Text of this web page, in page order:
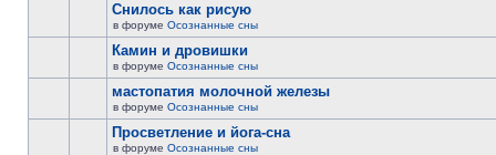
Снилось как рисую
в форуме Осознанные сны
Камин и дровишки
в форуме Осознанные сны
мастопатия молочной железы
в форуме Осознанные сны
Просветление и йога-сна
в форуме Осознанные сны